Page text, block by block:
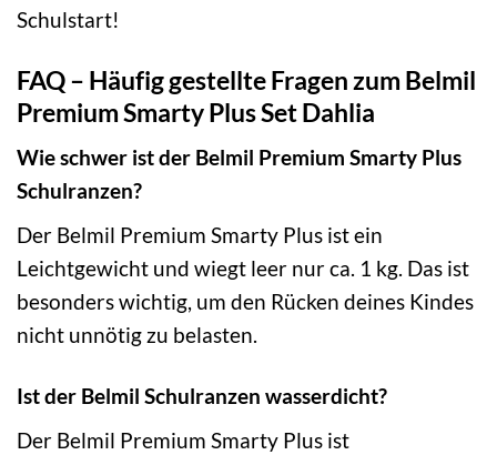
Schulstart!
FAQ – Häufig gestellte Fragen zum Belmil
Premium Smarty Plus Set Dahlia
Wie schwer ist der Belmil Premium Smarty Plus
Schulranzen?
Der Belmil Premium Smarty Plus ist ein
Leichtgewicht und wiegt leer nur ca. 1 kg. Das ist
besonders wichtig, um den Rücken deines Kindes
nicht unnötig zu belasten.
Ist der Belmil Schulranzen wasserdicht?
Der Belmil Premium Smarty Plus ist